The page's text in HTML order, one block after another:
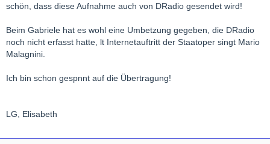
auf. Als er seinen späteren Librettisten, den Dichterkomponisten
Überarbeitung unterzogen. Zum großen Publikumsrenner ist sie
dennoch nicht geworden.
schön, dass diese Aufnahme auch von DRadio gesendet wird!
Beim Gabriele hat es wohl eine Umbetzung gegeben, die DRadio
noch nicht erfasst hatte, lt Internetauftritt der Staatoper singt Mario
Malagnini.
Ich bin schon gespnnt auf die Übertragung!
LG, Elisabeth